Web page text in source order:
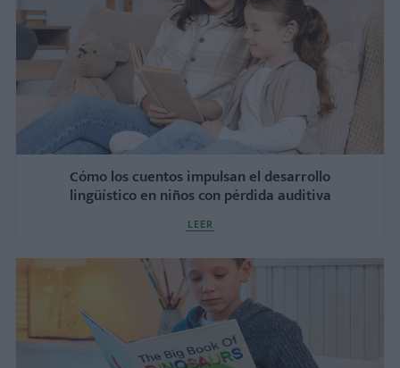
Cómo los cuentos impulsan el desarrollo
lingüístico en niños con pérdida auditiva
LEER